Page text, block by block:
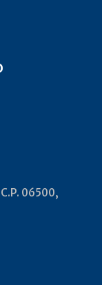
06500,